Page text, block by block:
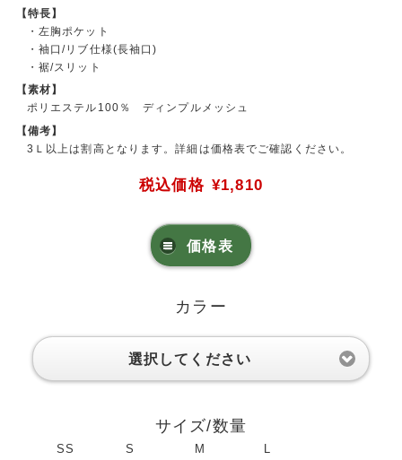
【特長】
・左胸ポケット
・袖口/リブ仕様(長袖口)
・裾/スリット
【素材】
ポリエステル100％ ディンプルメッシュ
【備考】
3Ｌ以上は割高となります。詳細は価格表でご確認ください。
税込価格 ¥1,810
価格表
カラー
選択してください
サイズ/数量
SS S M L